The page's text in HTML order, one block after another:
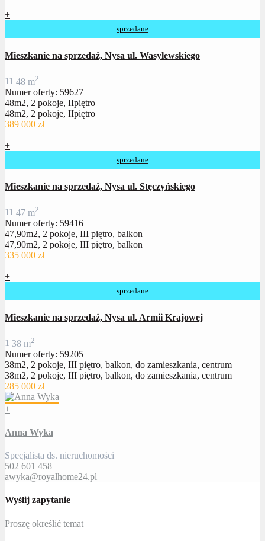
+
sprzedane
Mieszkanie na sprzedaż, Nysa ul. Wasylewskiego
11 48 m2
Numer oferty: 59627
48m2, 2 pokoje, IIpiętro
48m2, 2 pokoje, IIpiętro
389 000 zł
+
sprzedane
Mieszkanie na sprzedaż, Nysa ul. Stęczyńskiego
11 47 m2
Numer oferty: 59416
47,90m2, 2 pokoje, III piętro, balkon
47,90m2, 2 pokoje, III piętro, balkon
335 000 zł
+
sprzedane
Mieszkanie na sprzedaż, Nysa ul. Armii Krajowej
1 38 m2
Numer oferty: 59205
38m2, 2 pokoje, III piętro, balkon, do zamieszkania, centrum
38m2, 2 pokoje, III piętro, balkon, do zamieszkania, centrum
285 000 zł
+
Anna Wyka
Specjalista ds. nieruchomości
502 601 458
awyka@royalhome24.pl
Wyślij zapytanie
Proszę określić temat